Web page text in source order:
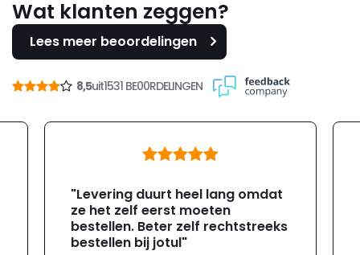
Wat klanten zeggen?
Lees meer beoordelingen
8,5uit1531 BE00RDELINGEN
"Levering duurt heel lang omdat
ze het zelf eerst moeten
bestellen. Beter zelf rechtstreeks
bestellen bij jotul"